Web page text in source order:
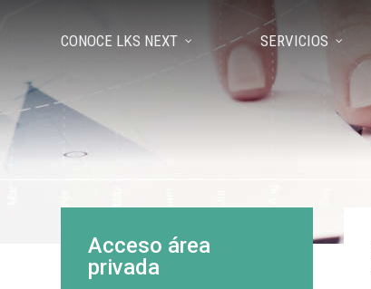
CONOCE LKS NEXT SERVICIOS
Acceso área
privada